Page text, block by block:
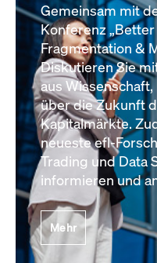
Gemeinsam mit
Konferenz
Fragmentation &
Diskutieren Sie
aus
über die Zukunft
Kapitalmärkte.
neueste efl-
Trading und Data
informieren und
Mehr